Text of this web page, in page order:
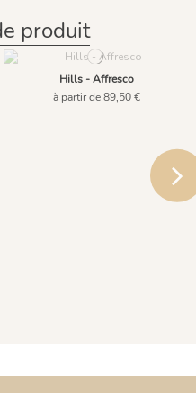
produit
Hills - Affresco
à partir de 89,50 €